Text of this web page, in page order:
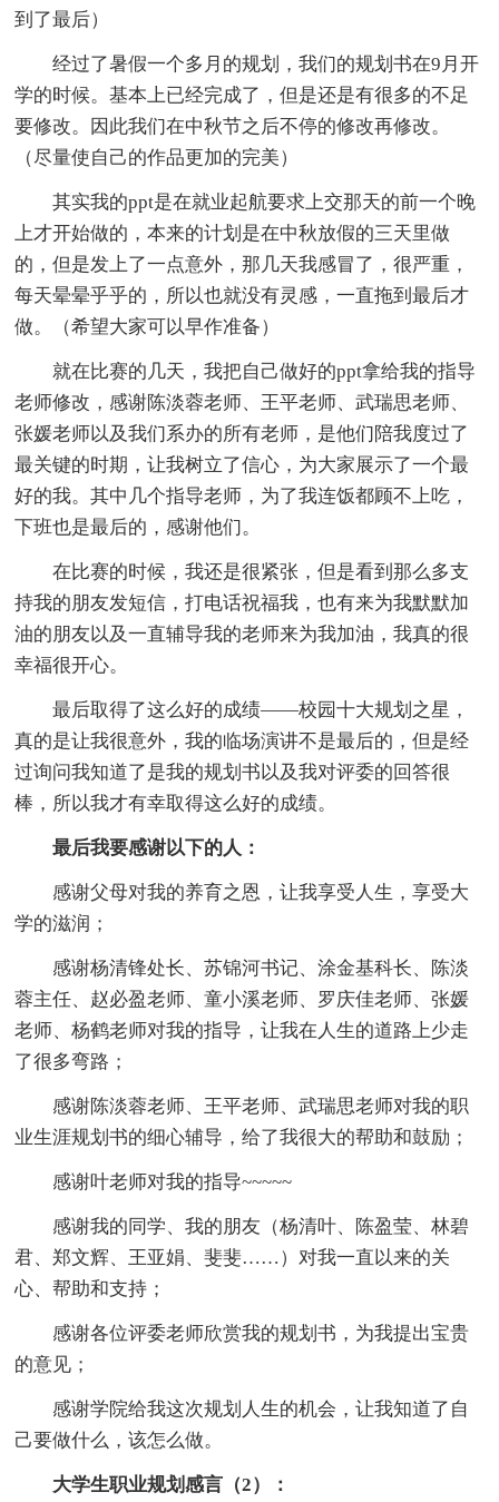
到了最后）
经过了暑假一个多月的规划，我们的规划书在9月开
学的时候。基本上已经完成了，但是还是有很多的不足
要修改。因此我们在中秋节之后不停的修改再修改。
（尽量使自己的作品更加的完美）
其实我的ppt是在就业起航要求上交那天的前一个晚
上才开始做的，本来的计划是在中秋放假的三天里做
的，但是发上了一点意外，那几天我感冒了，很严重，
每天晕晕乎乎的，所以也就没有灵感，一直拖到最后才
做。（希望大家可以早作准备）
就在比赛的几天，我把自己做好的ppt拿给我的指导
老师修改，感谢陈淡蓉老师、王平老师、武瑞思老师、
张媛老师以及我们系办的所有老师，是他们陪我度过了
最关键的时期，让我树立了信心，为大家展示了一个最
好的我。其中几个指导老师，为了我连饭都顾不上吃，
下班也是最后的，感谢他们。
在比赛的时候，我还是很紧张，但是看到那么多支
持我的朋友发短信，打电话祝福我，也有来为我默默加
油的朋友以及一直辅导我的老师来为我加油，我真的很
幸福很开心。
最后取得了这么好的成绩——校园十大规划之星，
真的是让我很意外，我的临场演讲不是最后的，但是经
过询问我知道了是我的规划书以及我对评委的回答很
棒，所以我才有幸取得这么好的成绩。
最后我要感谢以下的人：
感谢父母对我的养育之恩，让我享受人生，享受大
学的滋润；
感谢杨清锋处长、苏锦河书记、涂金基科长、陈淡
蓉主任、赵必盈老师、童小溪老师、罗庆佳老师、张媛
老师、杨鹤老师对我的指导，让我在人生的道路上少走
了很多弯路；
感谢陈淡蓉老师、王平老师、武瑞思老师对我的职
业生涯规划书的细心辅导，给了我很大的帮助和鼓励；
感谢叶老师对我的指导~~~~~
感谢我的同学、我的朋友（杨清叶、陈盈莹、林碧
君、郑文辉、王亚娟、斐斐……）对我一直以来的关
心、帮助和支持；
感谢各位评委老师欣赏我的规划书，为我提出宝贵
的意见；
感谢学院给我这次规划人生的机会，让我知道了自
己要做什么，该怎么做。
大学生职业规划感言（2）：